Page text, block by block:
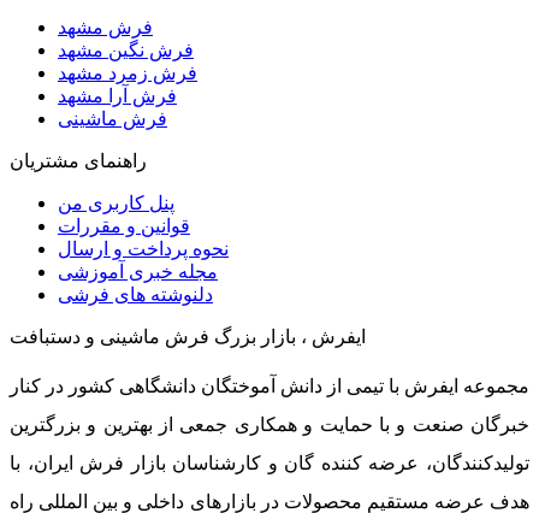
فرش مشهد
فرش نگین مشهد
فرش زمرد مشهد
فرش آرا مشهد
فرش ماشینی
راهنمای مشتریان
پنل کاربری من
قوانین و مقررات
نحوه پرداخت و ارسال
مجله خبری آموزشی
دلنوشته های فرشی
ایفرش ، بازار بزرگ فرش ماشینی و دستبافت
مجموعه ایفرش با تیمی از دانش آموختگان دانشگاهی کشور در کنار
خبرگان صنعت و با حمایت و همکاری جمعی از بهترین و بزرگترین
تولیدکنندگان، عرضه کننده گان و کارشناسان بازار فرش ایران، با
هدف عرضه مستقیم محصولات در بازارهای داخلی و بین المللی راه